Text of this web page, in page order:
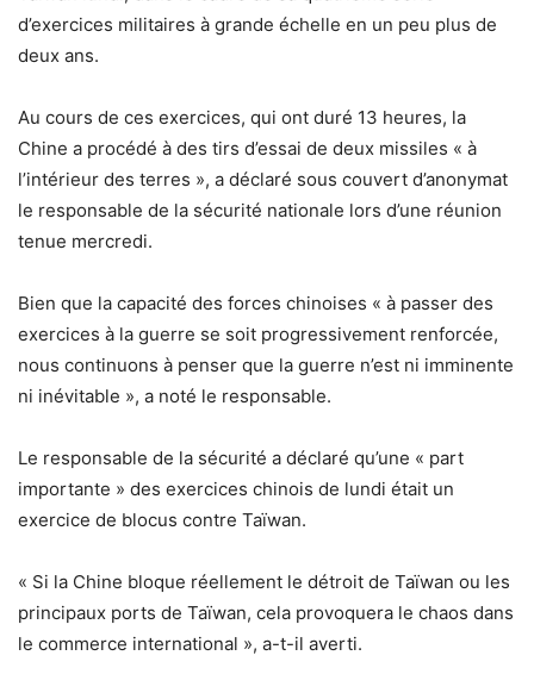
d’exercices militaires à grande échelle en un peu plus de
deux ans.
Au cours de ces exercices, qui ont duré 13 heures, la
Chine a procédé à des tirs d’essai de deux missiles « à
l’intérieur des terres », a déclaré sous couvert d’anonymat
le responsable de la sécurité nationale lors d’une réunion
tenue mercredi.
Bien que la capacité des forces chinoises « à passer des
exercices à la guerre se soit progressivement renforcée,
nous continuons à penser que la guerre n’est ni imminente
ni inévitable », a noté le responsable.
Le responsable de la sécurité a déclaré qu’une « part
importante » des exercices chinois de lundi était un
exercice de blocus contre Taïwan.
« Si la Chine bloque réellement le détroit de Taïwan ou les
principaux ports de Taïwan, cela provoquera le chaos dans
le commerce international », a-t-il averti.